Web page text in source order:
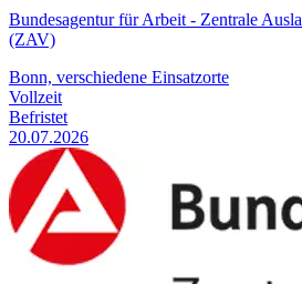
Bundesagentur für Arbeit - Zentrale
(ZAV)
Bonn, verschiedene Einsatzorte
Vollzeit
Befristet
20.07.2026